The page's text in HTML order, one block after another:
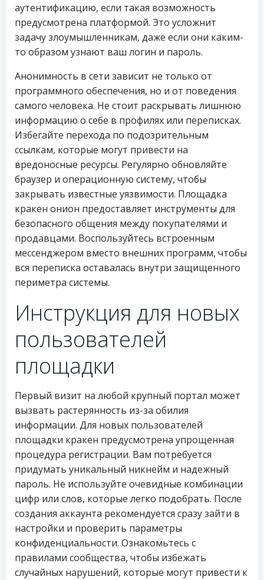
аутентификацию, если такая возможность
предусмотрена платформой. Это усложнит
задачу злоумышленникам, даже если они каким-
то образом узнают ваш логин и пароль.
Анонимность в сети зависит не только от
программного обеспечения, но и от поведения
самого человека. Не стоит раскрывать лишнюю
информацию о себе в профилях или переписках.
Избегайте перехода по подозрительным
ссылкам, которые могут привести на
вредоносные ресурсы. Регулярно обновляйте
браузер и операционную систему, чтобы
закрывать известные уязвимости. Площадка
кракен онион предоставляет инструменты для
безопасного общения между покупателями и
продавцами. Воспользуйтесь встроенным
мессенджером вместо внешних программ, чтобы
вся переписка оставалась внутри защищенного
периметра системы.
Инструкция для новых
пользователей
площадки
Первый визит на любой крупный портал может
вызвать растерянность из-за обилия
информации. Для новых пользователей
площадки кракен предусмотрена упрощенная
процедура регистрации. Вам потребуется
придумать уникальный никнейм и надежный
пароль. Не используйте очевидные комбинации
цифр или слов, которые легко подобрать. После
создания аккаунта рекомендуется сразу зайти в
настройки и проверить параметры
конфиденциальности. Ознакомьтесь с
правилами сообщества, чтобы избежать
случайных нарушений, которые могут привести к